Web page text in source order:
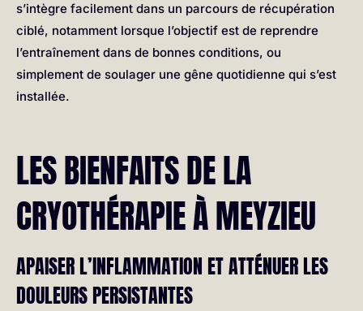
s’intègre facilement dans un parcours de récupération
ciblé, notamment lorsque l’objectif est de reprendre
l’entraînement dans de bonnes conditions, ou
simplement de soulager une gêne quotidienne qui s’est
installée.
LES BIENFAITS DE LA
CRYOTHÉRAPIE À MEYZIEU
APAISER L’INFLAMMATION ET ATTÉNUER LES
DOULEURS PERSISTANTES